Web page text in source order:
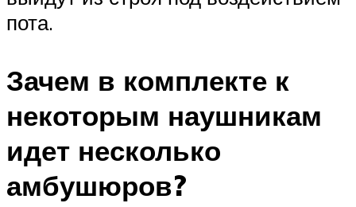
пота.
Зачем в комплекте к
некоторым наушникам
идет несколько
амбушюров?